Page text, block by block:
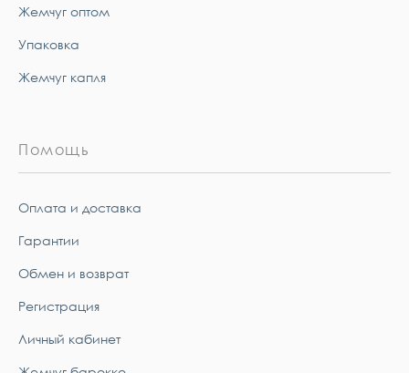
Жемчуг оптом
Упаковка
Жемчуг капля
Помощь
Оплата и доставка
Гарантии
Обмен и возврат
Регистрация
Личный кабинет